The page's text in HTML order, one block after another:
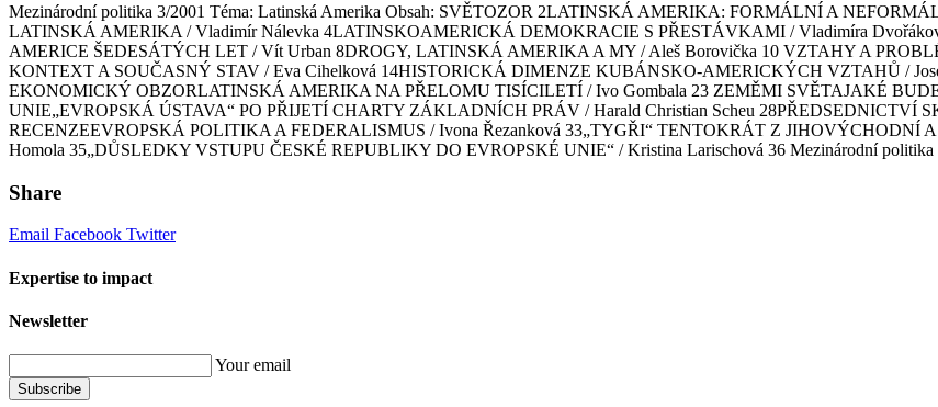
Mezinárodní politika 3/2001 Téma: Latinská Amerika Obsah: SVĚTOZOR 2LATINSKÁ AMERIKA: FORMÁLNÍ A
LATINSKÁ AMERIKA / Vladimír Nálevka 4LATINSKOAMERICKÁ DEMOKRACIE S PŘESTÁVKAMI / Vladimíra
AMERICE ŠEDESÁTÝCH LET / Vít Urban 8DROGY, LATINSKÁ AMERIKA A MY / Aleš Borovička 10 VZTAHY A
KONTEXT A SOUČASNÝ STAV / Eva Cihelková 14HISTORICKÁ DIMENZE KUBÁNSKO-AMERICKÝCH VZTAHŮ /
EKONOMICKÝ OBZORLATINSKÁ AMERIKA NA PŘELOMU TISÍCILETÍ / Ivo Gombala 23 ZEMĚMI SVĚTAJAKÉ
UNIE„EVROPSKÁ ÚSTAVA“ PO PŘIJETÍ CHARTY ZÁKLADNÍCH PRÁV / Harald Christian Scheu 28PŘEDSEDNICTVÍ
RECENZEEVROPSKÁ POLITIKA A FEDERALISMUS / Ivona Řezanková 33„TYGŘI“ TENTOKRÁT Z JIHOVÝCHODNÍ
Homola 35„DŮSLEDKY VSTUPU ČESKÉ REPUBLIKY DO EVROPSKÉ UNIE“ / Kristina Larischová 36 Mezinárodní politika
Share
Email Facebook Twitter
Expertise to impact
Newsletter
Your email
Subscribe